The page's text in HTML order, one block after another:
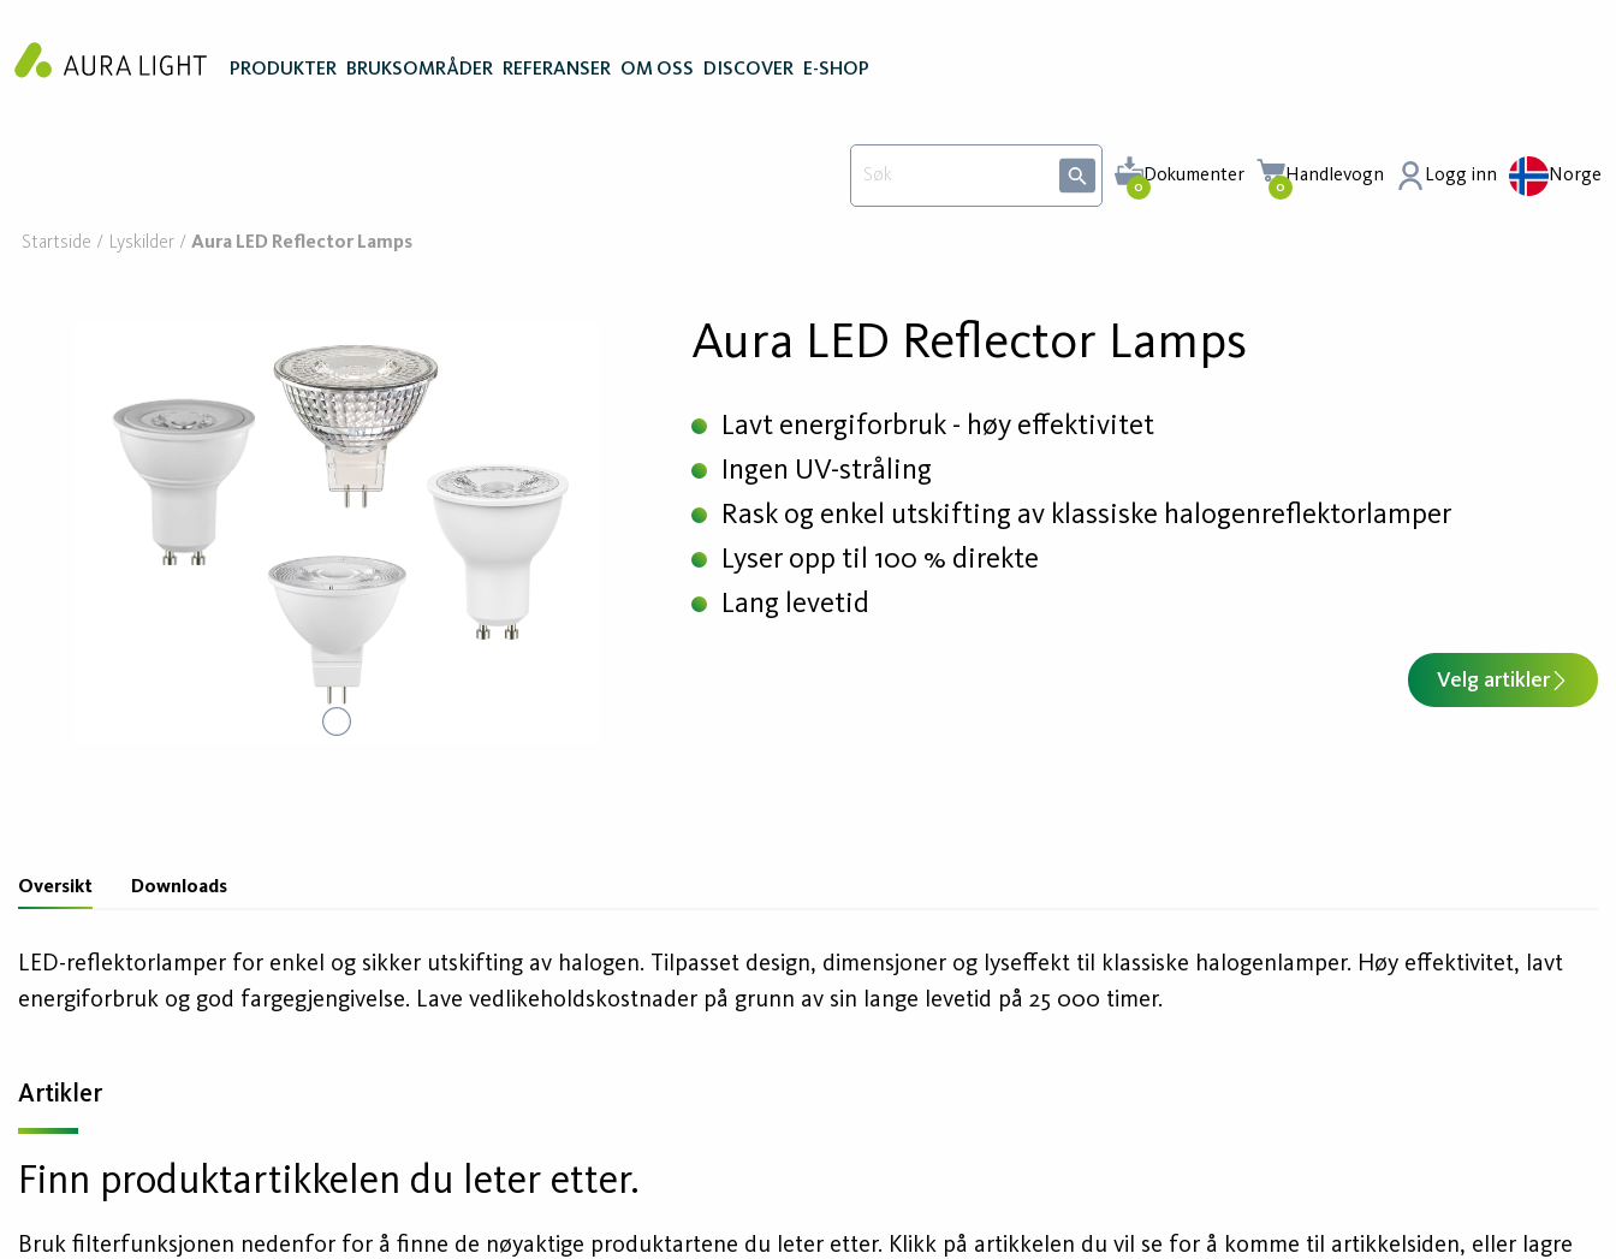
PRODUKTER BRUKSOMRÅDER REFERANSER OM OSS DISCOVER E-SHOP
0
Dokumenter
0
Handlevogn Logg inn Norge
Startside Lyskilder Aura LED Reflector Lamps
Aura LED Reflector Lamps
Lavt energiforbruk - høy effektivitet
Ingen UV-stråling
Rask og enkel utskifting av klassiske halogenreflektorlamper
Lyser opp til 100 % direkte
Lang levetid
Velg artikler
Oversikt Downloads
LED-reflektorlamper for enkel og sikker utskifting av halogen. Tilpasset design, dimensjoner og lyseffekt til klassiske halogenlamper. Høy effektivitet, lavt
energiforbruk og god fargegjengivelse. Lave vedlikeholdskostnader på grunn av sin lange levetid på 25 000 timer.
Artikler
Finn produktartikkelen du leter etter.
Bruk filterfunksjonen nedenfor for å finne de nøyaktige produktartene du leter etter. Klikk på artikkelen du vil se for å komme til artikkelsiden, eller lagre